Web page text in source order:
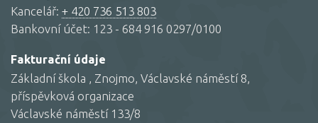
Kancelář: + 420 736 513 803
Bankovní účet: 123 - 684 916 0297/0100
Fakturační údaje
Základní škola , Znojmo, Václavské náměstí 8,
příspěvková organizace
Václavské náměstí 133/8